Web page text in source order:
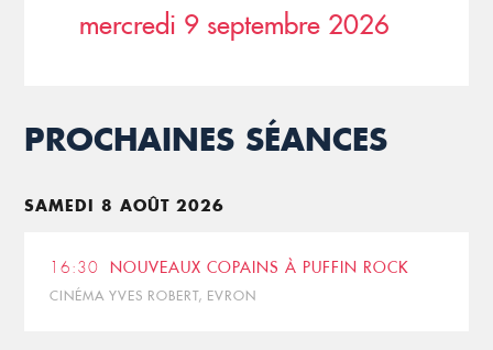
mercredi 9 septembre 2026
PROCHAINES SÉANCES
SAMEDI 8 AOÛT 2026
16:30 NOUVEAUX COPAINS À PUFFIN ROCK
CINÉMA YVES ROBERT, EVRON